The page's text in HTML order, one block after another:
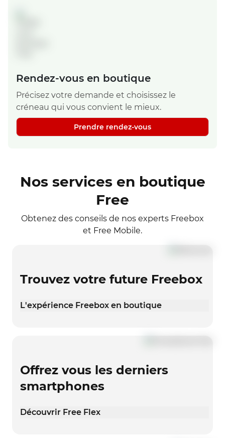
Rendez-vous en boutique
Précisez votre demande et choisissez le
créneau qui vous convient le mieux.
Prendre rendez-vous
Nos services en boutique
Free
Obtenez des conseils de nos experts Freebox
et Free Mobile.
Trouvez votre future Freebox
L'expérience Freebox en boutique
Offrez vous les derniers
smartphones
Découvrir Free Flex